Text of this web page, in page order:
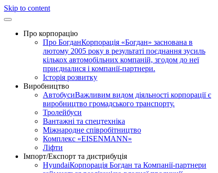
Skip to content
Про корпорацію
Про БогданКорпорація «Богдан» заснована в
лютому 2005 року в результаті поєднання зусиль
кількох автомобільних компаній, згодом до неї
приєдналися і компанії-партнери.
Історія розвитку
Виробництво
АвтобусиВажливим видом діяльності корпорації є
виробництво громадського транспорту.
Тролейбуси
Вантажні та спецтехніка
Міжнародне співробітництво
Комплекс «EISENMANN»
Ліфти
Імпорт/Експорт та дистрибуція
HyundaiКорпорація Богдан та Компанії-партнери